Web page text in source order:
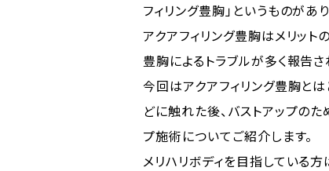
フィリング豊胸」というものがあり
アクアフィリング豊胸はメリッ
豊胸によるトラブルが多く報告さ
今回はアクアフィリング豊胸と
どに触れた後、バストアップの
プ施術についてご紹介します。
メリハリボディを目指している方